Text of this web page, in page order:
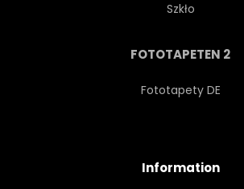
Szkło
FOTOTAPETEN 2
Fototapety DE
Information